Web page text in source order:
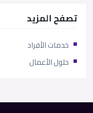
تصفح المزيد
خدمات الأفراد
حلول الأعمال